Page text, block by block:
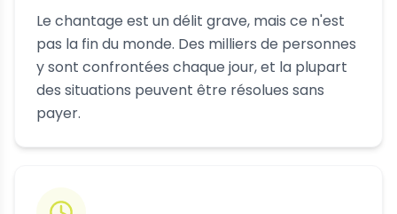
Le chantage est un délit grave, mais ce n'est
pas la fin du monde. Des milliers de personnes
y sont confrontées chaque jour, et la plupart
des situations peuvent être résolues sans
payer.